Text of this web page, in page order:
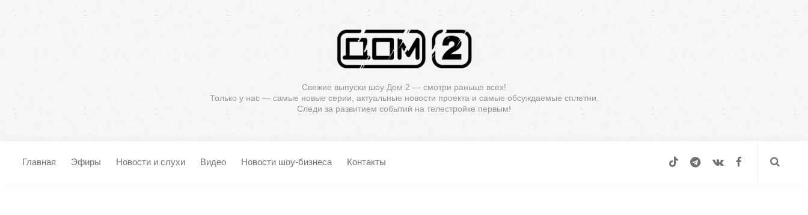
Свежие выпуски шоу Дом 2 — смотри раньше всех!
Только у нас — самые новые серии, актуальные новости проекта и самые обсуждаемые сплетни.
Следи за развитием событий на телестройке первым!
Главная Эфиры Новости и слухи Видео Новости шоу-бизнеса Контакты